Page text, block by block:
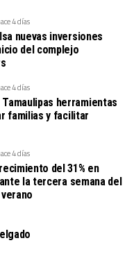
4 días
nuevas inversiones
del complejo
4 días
herramientas
familias y facilitar
4 días
del 31% en
la tercera semana del